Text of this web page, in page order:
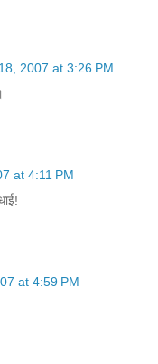
2007 at 3:26 PM
at 4:11 PM
at 4:59 PM